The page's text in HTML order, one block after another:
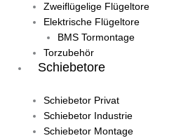
Zweiflügelige Flügeltore
Elektrische Flügeltore
BMS Tormontage
Torzubehör
Schiebetore
Schiebetor Privat
Schiebetor Industrie
Schiebetor Montage